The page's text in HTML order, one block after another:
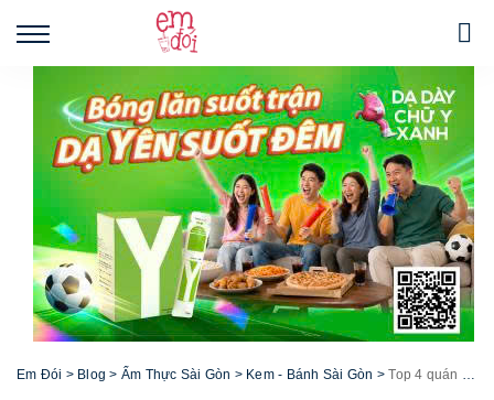
Em Đói > Blog > Ẩm Thực Sài Gòn > Kem - Bánh Sài Gòn >Top 4 quán bingsu quận 8 ngon “đỉnh chóp”